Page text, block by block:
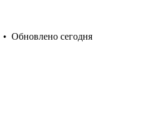
• Обновлено сегодня